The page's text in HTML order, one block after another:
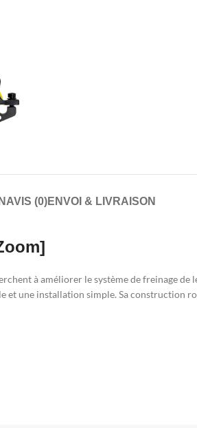
AVIS (0)ENVOI & LIVRAISON
à améliorer le système de freinage
une installation simple. Sa construction